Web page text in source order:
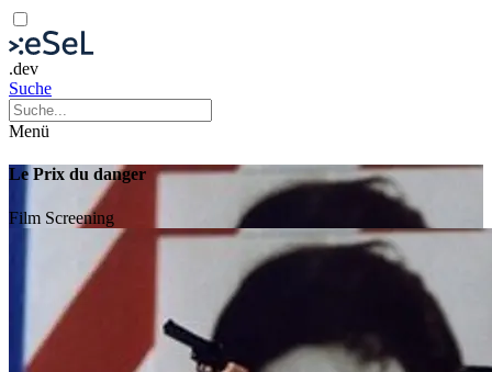
.dev
Suche
Menü
Le Prix du danger
Film Screening